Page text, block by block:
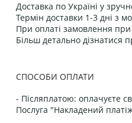
Доставка по Україні у
Термін доставки 1-3 дні з
При оплаті замовлення при
Більш детально дізнатися
СПОСОБИ ОПЛАТИ
- Післяплатою: оплачуєте
Послуга "Накладений